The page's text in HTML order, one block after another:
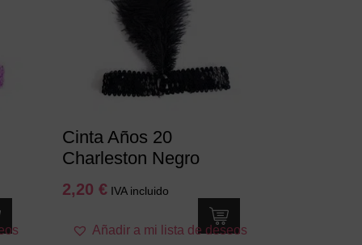
Cinta Años 20
Charleston Negro
2,20 € IVA incluido
Añadir a mi lista de deseos